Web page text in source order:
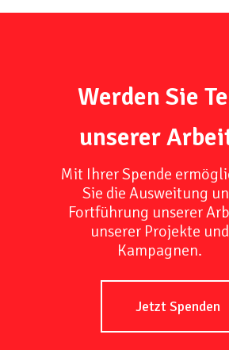
Werden Sie
unserer
Mit Ihrer Spende
Sie die Ausweitung
Fortführung unserer
unserer Projekte und
Kampagnen.
Jetzt Spenden